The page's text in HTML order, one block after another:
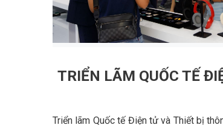
TRIỂN LÃM QUỐC TẾ
Triển lãm Quốc tế Điện tử và Thiết bị